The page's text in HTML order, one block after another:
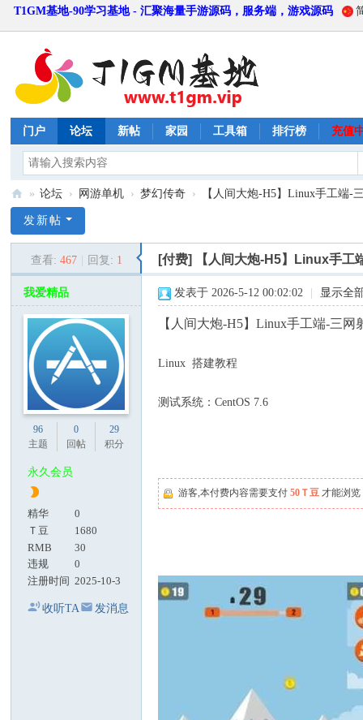
T1GM基地-90学习基地 - 汇聚海量手游源码，服务端，游戏源码
门户 论坛 新帖 家园 工具箱 排行榜 充值
1
» 论坛 › 网游单机 › 梦幻传奇 › 【人间大炮-H5】Linux手工端-
发新帖
查看: 467 回复: 1 [付费] 【人间大炮-H5】Linux手工
我爱精品
96
主题
0
回帖
29
积分
永久会员
精华
0
Ｔ豆
1680
RMB
30
违规
0
注册时间 2025-10-3
收听TA 发消息
发表于 2026-5-12 00:02:02 显示全
【人间大炮-H5】Linux手工端-三
Linux 搭建教程
测试系统：CentOS 7.6
游客,本付费内容需要支付50Ｔ豆 才能浏